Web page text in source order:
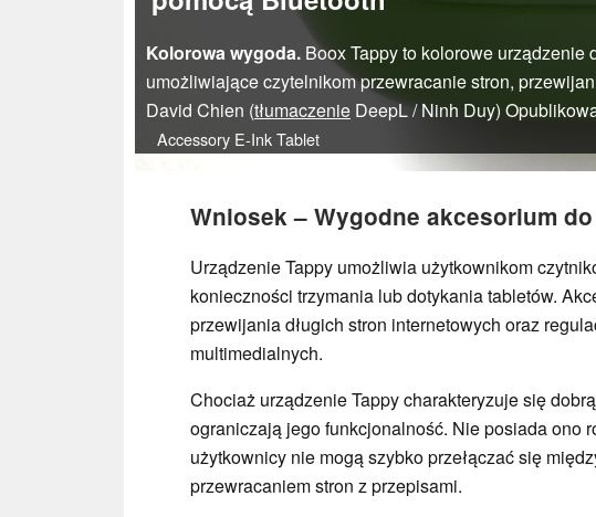
Kolorowa wygoda. Boox Tappy to kolorowe urządzenie
umożliwiające czytelnikom przewracanie stron,
David Chien (tłumaczenie DeepL / Ninh Duy)
Accessory E-InkTablet
Wniosek – Wygodne akcesorium
Urządzenie Tappy umożliwia użytkownikom
konieczności trzymania lub dotykania tabletów.
przewijania długich stron internetowych oraz
multimedialnych.
Chociaż urządzenie Tappy charakteryzuje się
ograniczają jego funkcjonalność. Nie posiada ono
użytkownicy nie mogą szybko przełączać się
przewracaniem stron z przepisami.